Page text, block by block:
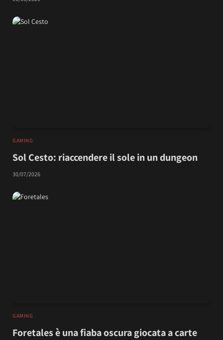
GAMING
Sol Cesto: riaccendere il sole in un dungeon
30/07/2026
GAMING
Foretales è una fiaba oscura giocata a carte